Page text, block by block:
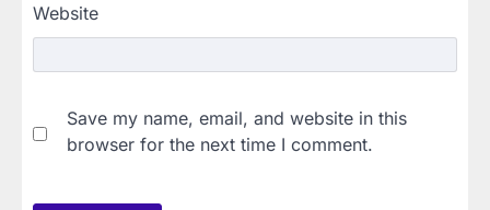
Website
Save my name, email, and website in this
browser for the next time I comment.